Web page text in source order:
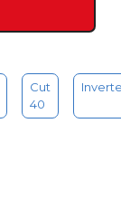
Cut
40